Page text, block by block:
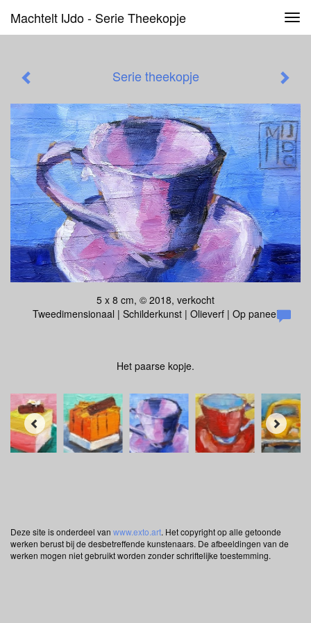
Machtelt IJdo - Serie Theekopje
Serie theekopje
5 x 8 cm, © 2018, verkocht
Tweedimensionaal | Schilderkunst | Olieverf | Op paneel
Het paarse kopje.
Deze site is onderdeel van www.exto.art. Het copyright op alle getoonde
werken berust bij de desbetreffende kunstenaars. De afbeeldingen van de
werken mogen niet gebruikt worden zonder schriftelijke toestemming.